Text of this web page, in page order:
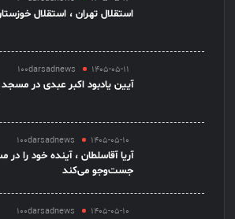
استقلال تهران ، استقلال
100darsadnews 1405-05-11
آیین یادبود اکبر عبدی در مسجد
100darsadnews 1405-05-10
آریا آقاسلطان ، آینده خود را
جست‌وجو می‌کند
100darsadnews 1405-05-10